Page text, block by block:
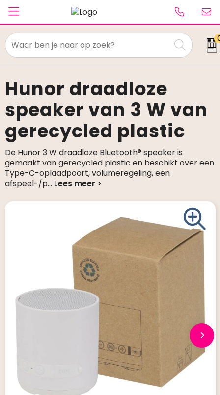
Textiel
Paraplu's
Caps & Beanies
Tassen
Drinkwaren
Schrijfwaren
Hunor draadloze
speaker van 3 W van
gerecycled plastic
De Hunor 3 W draadloze Bluetooth® speaker is
gemaakt van gerecycled plastic en beschikt over een
Type-C-oplaadpoort, volumeregeling, een
afspeel-/p...